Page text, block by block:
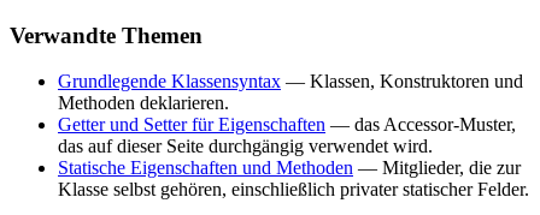
Verwandte Themen
Grundlegende Klassensyntax — Klassen, Konstruktoren und
Methoden deklarieren.
Getter und Setter für Eigenschaften — das Accessor-Muster,
das auf dieser Seite durchgängig verwendet wird.
Statische Eigenschaften und Methoden — Mitglieder, die zur
Klasse selbst gehören, einschließlich privater statischer Felder.